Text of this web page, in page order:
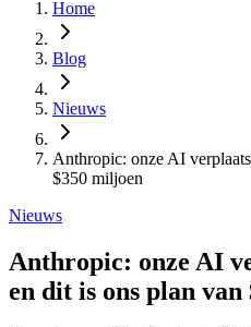
Home
Blog
Nieuws
Anthropic: onze AI
$350 miljoen
Nieuws
Anthropic: onze AI
en dit is ons plan